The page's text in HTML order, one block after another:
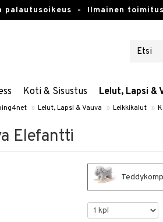
palautusoikeus - Ilmainen
Koti & Sisustus Lelut, Lapsi &
» Lelut, Lapsi & Vauva » Leikkikalut »
Elefantti